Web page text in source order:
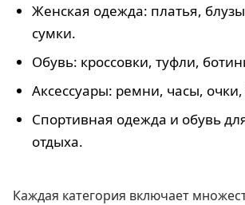
Женская одежда: платья,
сумки.
Обувь: кроссовки, туфли,
Аксессуары: ремни, часы,
Спортивная одежда и обувь
отдыха.
Каждая категория включает